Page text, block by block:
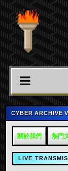
CYBER ARCHIVE
關於我們 熱門
LIVE